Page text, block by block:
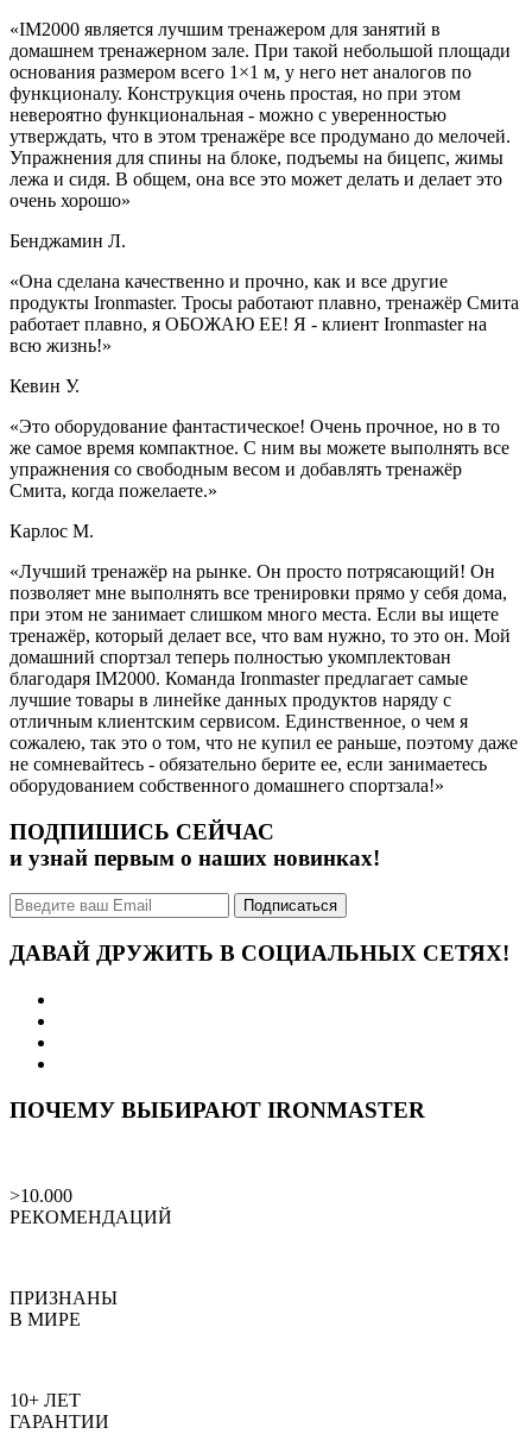
«IM2000 является лучшим тренажером для занятий в
домашнем тренажерном зале. При такой небольшой площади
основания размером всего 1×1 м, у него нет аналогов по
функционалу. Конструкция очень простая, но при этом
невероятно функциональная - можно с уверенностью
утверждать, что в этом тренажёре все продумано до мелочей.
Упражнения для спины на блоке, подъемы на бицепс, жимы
лежа и сидя. В общем, она все это может делать и делает это
очень хорошо»
Бенджамин Л.
«Она сделана качественно и прочно, как и все другие
продукты Ironmaster. Тросы работают плавно, тренажёр Смита
работает плавно, я ОБОЖАЮ ЕЕ! Я - клиент Ironmaster на
всю жизнь!»
Кевин У.
«Это оборудование фантастическое! Очень прочное, но в то
же самое время компактное. С ним вы можете выполнять все
упражнения со свободным весом и добавлять тренажёр
Смита, когда пожелаете.»
Карлос М.
«Лучший тренажёр на рынке. Он просто потрясающий! Он
позволяет мне выполнять все тренировки прямо у себя дома,
при этом не занимает слишком много места. Если вы ищете
тренажёр, который делает все, что вам нужно, то это он. Мой
домашний спортзал теперь полностью укомплектован
благодаря IM2000. Команда Ironmaster предлагает самые
лучшие товары в линейке данных продуктов наряду с
отличным клиентским сервисом. Единственное, о чем я
сожалею, так это о том, что не купил ее раньше, поэтому даже
не сомневайтесь - обязательно берите ее, если занимаетесь
оборудованием собственного домашнего спортзала!»
ПОДПИШИСЬ СЕЙЧАС
и узнай первым о наших новинках!
Подписаться
ДАВАЙ ДРУЖИТЬ В СОЦИАЛЬНЫХ СЕТЯХ!
ПОЧЕМУ ВЫБИРАЮТ IRONMASTER
>10.000
РЕКОМЕНДАЦИЙ
ПРИЗНАНЫ
В МИРЕ
10+ ЛЕТ
ГАРАНТИИ